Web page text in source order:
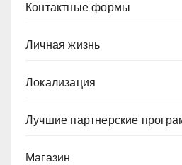
Контактные формы
Личная жизнь
Локализация
Лучшие партнерские
Магазин